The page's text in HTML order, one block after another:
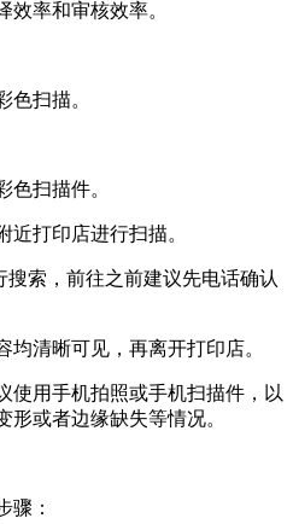
效率和审核效率。
色扫描。
色扫描件。
近打印店进行扫描。
索，前往之前建议先电话确认
清晰可见，再离开打印店。
使用手机拍照或手机扫描件，以
形或者边缘缺失等情况。
骤：